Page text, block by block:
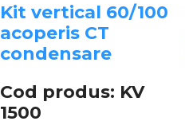
Kit vertical 60/100
acoperis CT
condensare
Cod produs: KV
1500